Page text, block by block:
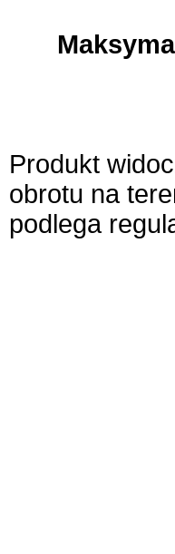
Produkt
obrotu na
podlega